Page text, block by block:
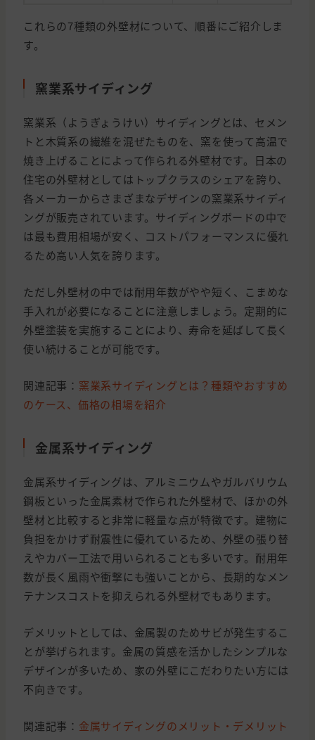
これらの7種類の外壁材について、順番にご紹介しま
す。
窯業系サイディング
窯業系（ようぎょうけい）サイディングとは、セメン
トと木質系の繊維を混ぜたものを、窯を使って高温で
焼き上げることによって作られる外壁材です。日本の
住宅の外壁材としてはトップクラスのシェアを誇り、
各メーカーからさまざまなデザインの窯業系サイディ
ングが販売されています。サイディングボードの中で
は最も費用相場が安く、コストパフォーマンスに優れ
るため高い人気を誇ります。
ただし外壁材の中では耐用年数がやや短く、こまめな
手入れが必要になることに注意しましょう。定期的に
外壁塗装を実施することにより、寿命を延ばして長く
使い続けることが可能です。
関連記事： 窯業系サイディングとは？種類やおすすめ
のケース、価格の相場を紹介
金属系サイディング
金属系サイディングは、アルミニウムやガルバリウム
鋼板といった金属素材で作られた外壁材で、ほかの外
壁材と比較すると非常に軽量な点が特徴です。建物に
負担をかけず耐震性に優れているため、外壁の張り替
えやカバー工法で用いられることも多いです。耐用年
数が長く風雨や衝撃にも強いことから、長期的なメン
テナンスコストを抑えられる外壁材でもあります。
デメリットとしては、金属製のためサビが発生するこ
とが挙げられます。金属の質感を活かしたシンプルな
デザインが多いため、家の外壁にこだわりたい方には
不向きです。
関連記事： 金属サイディングのメリット・デメリット